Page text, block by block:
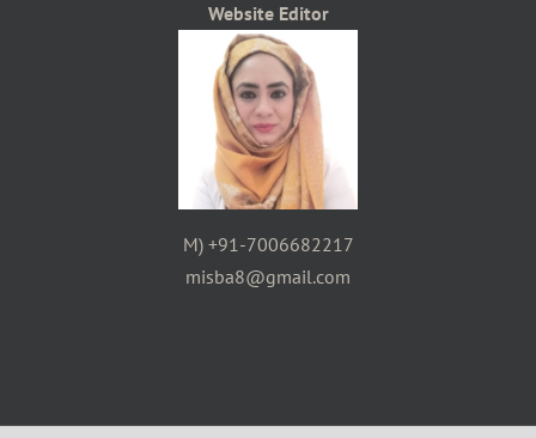
Website Editor
M) +91-7006682217
misba8@gmail.com